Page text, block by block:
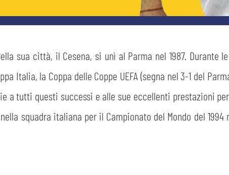
sua città, il Cesena, si unì al Parma nel 1987. Durante
Italia, la Coppa delle Coppe UEFA (segna nel 3-1 del
a tutti questi successi e alle sue eccellenti prestazioni
squadra italiana per il Campionato del Mondo del 1994